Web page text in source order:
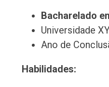
Bacharelado
Universidade
Ano de
Habilidades: